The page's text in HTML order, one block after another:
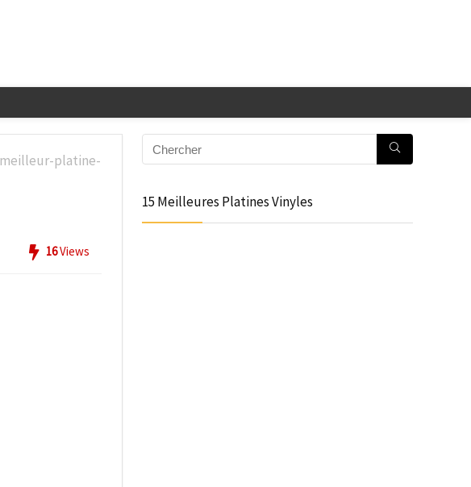
meilleur-platine-
16Views
15 Meilleures Platines Vinyles